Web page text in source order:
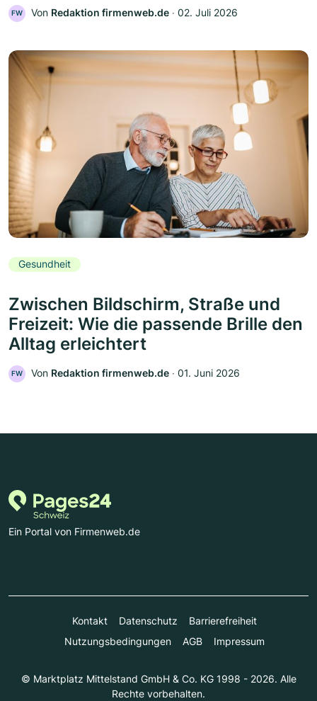
FW Von Redaktion firmenweb.de ‧ 02. Juli 2026
Gesundheit
Zwischen Bildschirm, Straße und
Freizeit: Wie die passende Brille den
Alltag erleichtert
FW Von Redaktion firmenweb.de ‧ 01. Juni 2026
Ein Portal von Firmenweb.de
Kontakt Datenschutz
Barrierefreiheit
Nutzungsbedingungen
AGB Impressum
© Marktplatz Mittelstand GmbH & Co. KG 1998 - 2026. Alle
Rechte vorbehalten.